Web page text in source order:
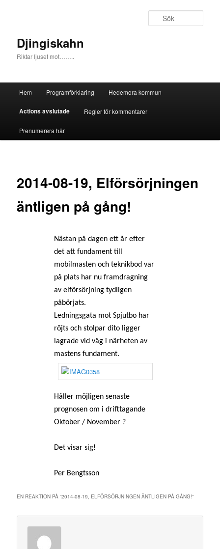
Djingiskahn
Riktar ljuset mot……..
Hoppa till huvudinnehåll
Hoppa till sekundärt innehåll
Hem Programförklaring Hedemora kommun
Actions avslutade Regler för kommentarer
Prenumerera här
2014-08-19, Elförsörjningen
äntligen på gång!
Nästan på dagen ett år efter
det att fundament till
mobilmasten och teknikbod var
på plats har nu framdragning
av elförsörjning tydligen
påbörjats.
Ledningsgata mot Spjutbo har
röjts och stolpar dito ligger
lagrade vid väg i närheten av
mastens fundament.
Håller möjligen senaste
prognosen om i drifttagande
Oktober / November ?
Det visar sig!
Per Bengtsson
EN REAKTION PÅ “2014-08-19, ELFÖRSÖRJNINGEN ÄNTLIGEN PÅ GÅNG!”